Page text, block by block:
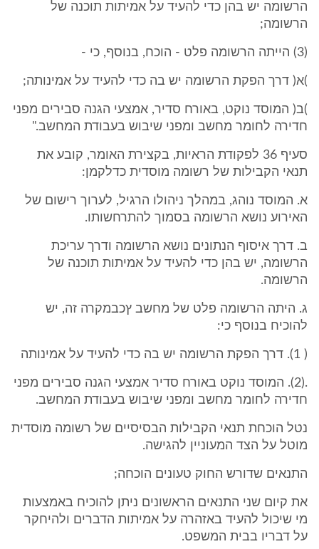
הרשומה יש בהן כדי להעיד על אמיתות תוכנה של
הרשומה;
(3) הייתה הרשומה פלט - הוכח, בנוסף, כי -
)א( דרך הפקת הרשומה יש בה כדי להעיד על אמינותה;
)ב( המוסד נוקט, באורח סדיר, אמצעי הגנה סבירים מפני
חדירה לחומר מחשב ומפני שיבוש בעבודת המחשב."
סעיף 36 לפקודת הראיות, בקצירת האומר, קובע את
תנאי הקבילות של רשומה מוסדית כדלקמן:
א. המוסד נוהג, במהלך ניהולו הרגיל, לערוך רישום של
האירוע נושא הרשומה בסמוך להתרחשותו.
ב. דרך איסוף הנתונים נושא הרשומה ודרך עריכת
הרשומה, יש בהן כדי להעיד על אמיתות תוכנה של
הרשומה.
ג. היתה הרשומה פלט של מחשב ץכבמקרה זה, יש
להוכיח בנוסף כי:
( 1). דרך הפקת הרשומה יש בה כדי להעיד על אמינותה
.(2). המוסד נוקט באורח סדיר אמצעי הגנה סבירים מפני
חדירה לחומר מחשב ומפני שיבוש בעבודת המחשב.
נטל הוכחת תנאי הקבילות הבסיסיים של רשומה מוסדית
מוטל על הצד המעוניין להגישה.
התנאים שדורש החוק טעונים הוכחה;
את קיום שני התנאים הראשונים ניתן להוכיח באמצעות
מי שיכול להעיד באזהרה על אמיתות הדברים ולהיחקר
על דבריו בבית המשפט.